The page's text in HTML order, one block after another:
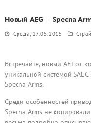
Новый AEG — Specna
Среда, 27.05.2015
Встречайте, новый АЕГ от
уникальной системой
Specna Arms.
Среди особенностей
Specna Arms не